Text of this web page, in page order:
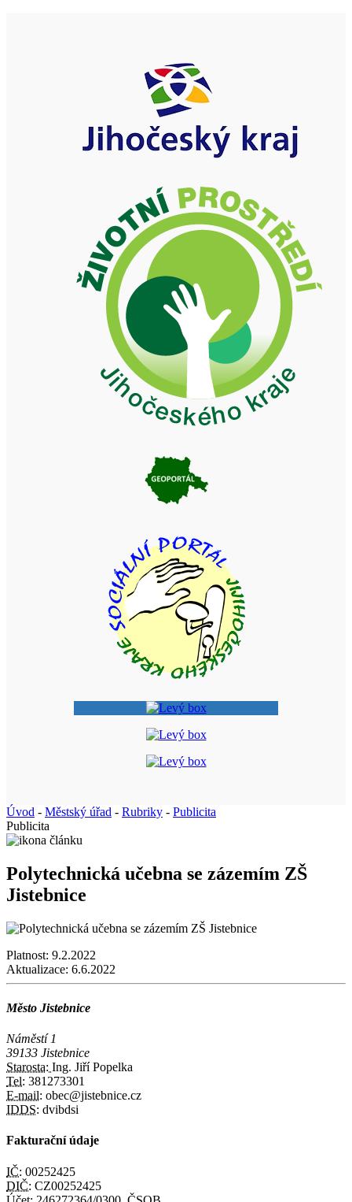
Úvod - Městský úřad - Rubriky - Publicita
Publicita
Polytechnická učebna se zázemím ZŠ
Jistebnice
Platnost: 9.2.2022
Aktualizace: 6.6.2022
Město Jistebnice
Náměstí 1
39133 Jistebnice
Starosta: Ing. Jiří Popelka
Tel: 381273301
E-mail: obec@jistebnice.cz
IDDS: dvibdsi
Fakturační údaje
IČ: 00252425
DIČ: CZ00252425